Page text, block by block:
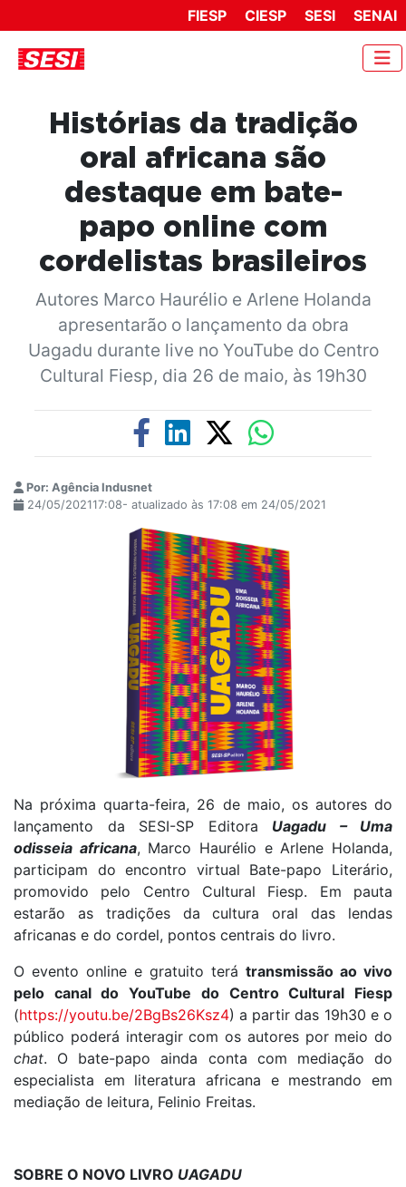
FIESP CIESP SESI SENAI
Histórias da tradição
oral africana são
destaque em bate-
papo online com
cordelistas brasileiros
Autores Marco Haurélio e Arlene Holanda
apresentarão o lançamento da obra
Uagadu durante live no YouTube do Centro
Cultural Fiesp, dia 26 de maio, às 19h30
Por: Agência Indusnet
24/05/202117:08- atualizado às 17:08 em 24/05/2021
Na próxima quarta-feira, 26 de maio, os autores do
lançamento da SESI-SP Editora
Uagadu – Uma
odisseia africana, Marco Haurélio e Arlene Holanda,
participam do encontro virtual Bate-papo Literário,
promovido pelo Centro Cultural Fiesp. Em pauta
estarão as tradições da cultura oral das lendas
africanas e do cordel, pontos centrais do livro.
O evento online e gratuito terá transmissão ao vivo
pelo canal do YouTube do Centro Cultural Fiesp
(https://youtu.be/2BgBs26Ksz4) a partir das 19h30 e o
público poderá interagir com os autores por meio do
chat. O bate-papo ainda conta com mediação do
especialista em literatura africana e mestrando em
mediação de leitura, Felinio Freitas.
SOBRE O NOVO LIVRO UAGADU